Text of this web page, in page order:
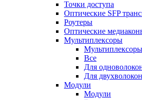
Точки доступа
Оптические SFP
Роутеры
Оптические
Мультиплексоры
Мультиплексоры
Все
Для
Для
Модули
Модули